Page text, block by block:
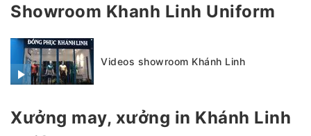
Showroom Khanh Linh Uniform
Videos showroom Khánh Linh
Xưởng may, xưởng in Khánh Linh